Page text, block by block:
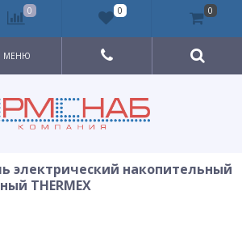
МЕНЮ
электрический накопительный
THERMEX
0 0 0